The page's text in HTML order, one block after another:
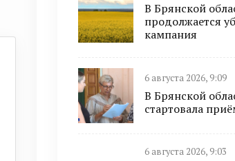
В Брянской
продолжается
кампания
6 августа 2026, 9:09
В Брянской
стартовала
6 августа 2026, 9:03